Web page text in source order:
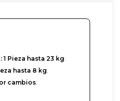
Pieza hasta 23 kg:
hasta 8 kg:
cambios: